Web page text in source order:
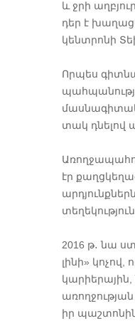
և ջրի
դեր է
կենտրոնի
Որպես
տակ դնելով
էր
2016 թ․ նա
լինի»
իր